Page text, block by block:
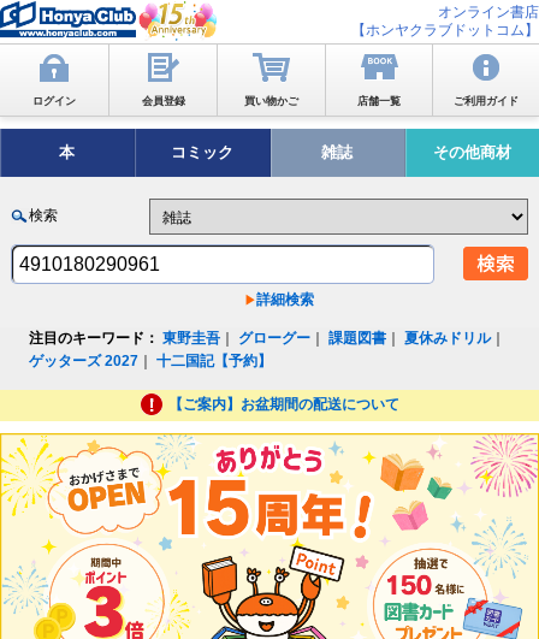
オンライン書店
【ホンヤクラブドットコム】
ログイン 会員登録 買い物かご 店舗一覧 ご利用ガイド
本 コミック 雑誌 その他商材
検索
詳細検索
注目のキーワード： 東野圭吾 グローグー ｜課題図書 ｜夏休みドリル｜
ゲッターズ 2027 ｜十二国記【予約】
【ご案内】お盆期間の配送について